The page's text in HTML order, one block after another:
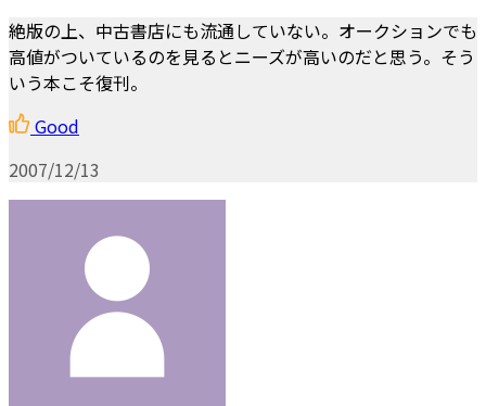
絶版の上、中古書店にも流通していない。オークションでも
高値がついているのを見るとニーズが高いのだと思う。そう
いう本こそ復刊。
Good
2007/12/13